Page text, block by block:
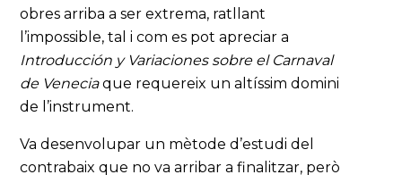
obres arriba a ser extrema, ratllant
l’impossible, tal i com es pot apreciar a
Introducción y Variaciones sobre el Carnaval
de Veneciaque requereix un altíssim domini
de l’instrument.
Va desenvolupar un mètode d’estudi del
contrabaix que no va arribar a finalitzar, però